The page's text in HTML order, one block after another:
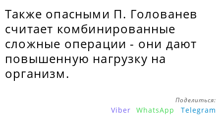
Также опасными П. Голованев
считает комбинированные
сложные операции - они дают
повышенную нагрузку на
организм.
Поделиться:
Viber WhatsApp Telegram